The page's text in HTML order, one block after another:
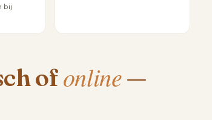
bij
ofonline—